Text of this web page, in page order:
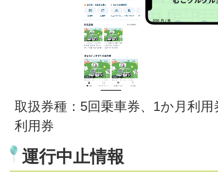
取扱券種：5回乗車券、1か月利
利用券
運行中止情報